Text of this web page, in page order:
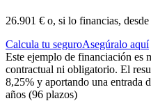
26.901 € o, si lo financias, desde
Calcula tu seguroAsegúralo aquí
Este ejemplo de financiación es
contractual ni obligatorio. El
8,25% y aportando una entrada
años (96 plazos)